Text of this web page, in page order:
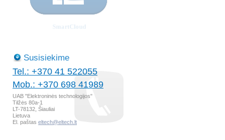
Susisiekime
Tel.: +370 41 522055
Mob.: +370 698 41989
UAB "Elektroninės technologijos"
Tilžės 80a-1
LT-78132, Šiauliai
Lietuva
El. paštas eltech@eltech.lt